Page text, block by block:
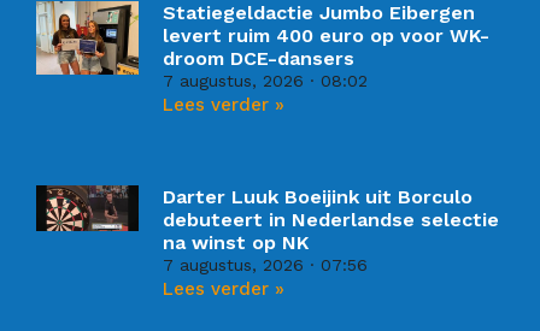
Statiegeldactie Jumbo Eibergen
levert ruim 400 euro op voor WK-
droom DCE-dansers
7 augustus, 2026 08:02
Lees verder »
Darter Luuk Boeijink uit Borculo
debuteert in Nederlandse selectie
na winst op NK
7 augustus, 2026 07:56
Lees verder »